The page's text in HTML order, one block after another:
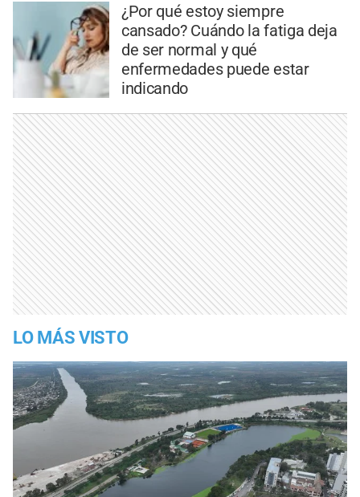
¿Por qué estoy siempre
cansado? Cuándo la fatiga deja
de ser normal y qué
enfermedades puede estar
indicando
LO MÁS VISTO